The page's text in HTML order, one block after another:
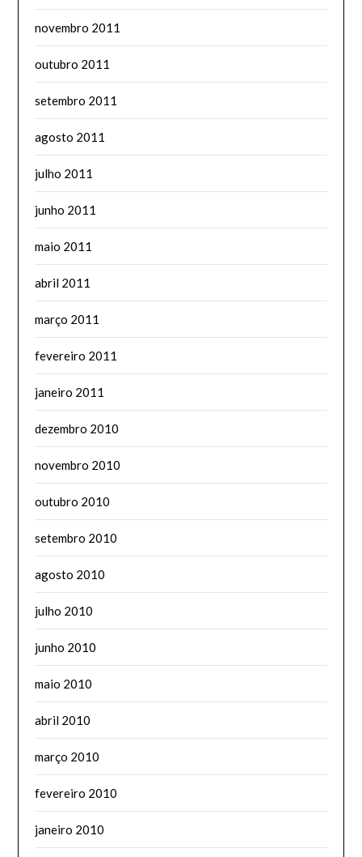
novembro 2011
outubro 2011
setembro 2011
agosto 2011
julho 2011
junho 2011
maio 2011
abril 2011
março 2011
fevereiro 2011
janeiro 2011
dezembro 2010
novembro 2010
outubro 2010
setembro 2010
agosto 2010
julho 2010
junho 2010
maio 2010
abril 2010
março 2010
fevereiro 2010
janeiro 2010